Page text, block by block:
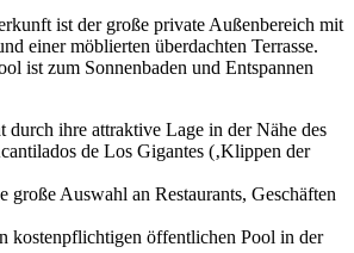
ist der große private Außenbereich mit
einer möblierten überdachten Terrasse.
ist zum Sonnenbaden und Entspannen
durch ihre attraktive Lage in der Nähe des
de Los Gigantes (‚Klippen der
große Auswahl an Restaurants, Geschäften
kostenpflichtigen öffentlichen Pool in der